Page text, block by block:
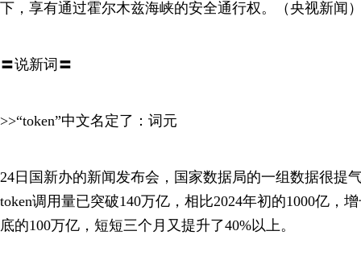
下，享有通过霍尔木兹海峡的安全通行权。（央视新闻
〓说新词〓
>>“token”中文名定了：词元
24日国新办的新闻发布会，国家数据局的一组数据很提
token调用量已突破140万亿，相比2024年初的1000亿，
底的100万亿，短短三个月又提升了40%以上。